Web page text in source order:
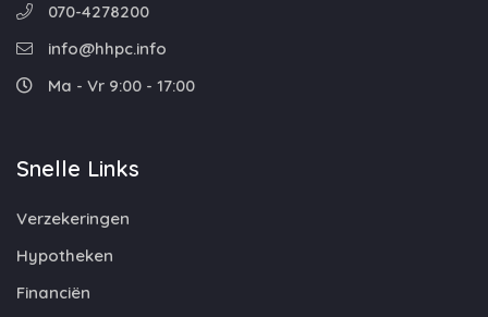
070-4278200
info@hhpc.info
Ma - Vr 9:00 - 17:00
Snelle Links
Verzekeringen
Hypotheken
Financiën